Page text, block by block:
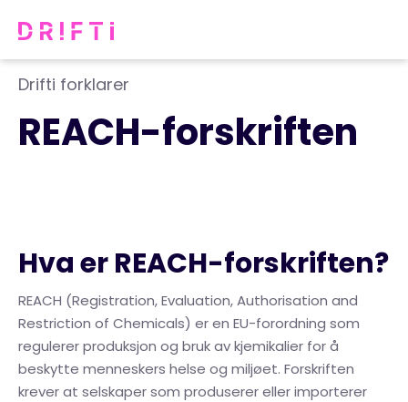
Drifti forklarer
REACH-forskriften
Hva er REACH-forskriften?
REACH (Registration, Evaluation, Authorisation and
Restriction of Chemicals) er en EU-forordning som
regulerer produksjon og bruk av kjemikalier for å
beskytte menneskers helse og miljøet. Forskriften
krever at selskaper som produserer eller importerer